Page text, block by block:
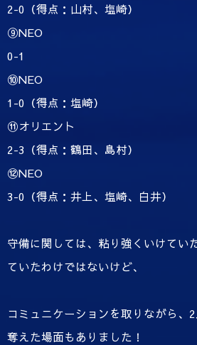
2-0（得点：山村、塩崎）
⑨NEO
0-1
⑩NEO
1-0（得点：塩崎）
⑪オリエント
2-3（得点：鶴田、島村）
⑫NEO
3-0（得点：井上、塩崎、白井）
守備に関しては、粘り強くいけてい
ていたわけではないけど、
コミュニケーションを取りながら、
奪えた場面もありました！